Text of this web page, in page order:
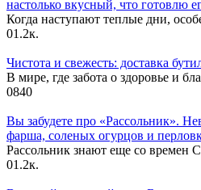
настолько вкусный, что готовлю
Когда наступают теплые дни,
01.2к.
Чистота и свежесть: доставка
В мире, где забота о здоровье и
0840
Вы забудете про «Рассольник».
фарша, соленых огурцов и
Рассольник знают еще со времен
01.2к.